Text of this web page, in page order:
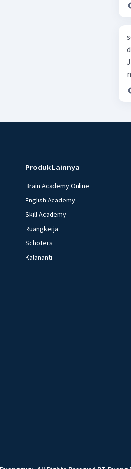
Produk Lainnya
Brain Academy Online
English Academy
Skill Academy
Ruangkerja
Schoters
Kalananti